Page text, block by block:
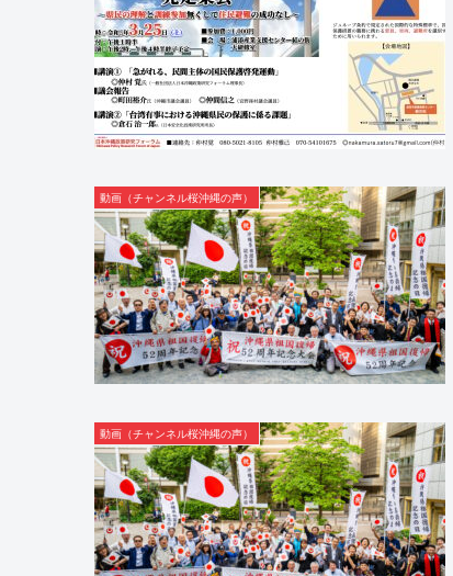
動画（チャンネル桜沖縄の声）
動画（チャンネル桜沖縄の声）